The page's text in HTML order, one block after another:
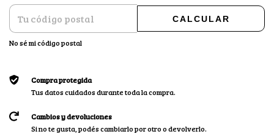
CALCULAR
No sé mi código postal
Compra protegida
Tus datos cuidados durante toda la compra.
Cambios y devoluciones
Si no te gusta, podés cambiarlo por otro o devolverlo.